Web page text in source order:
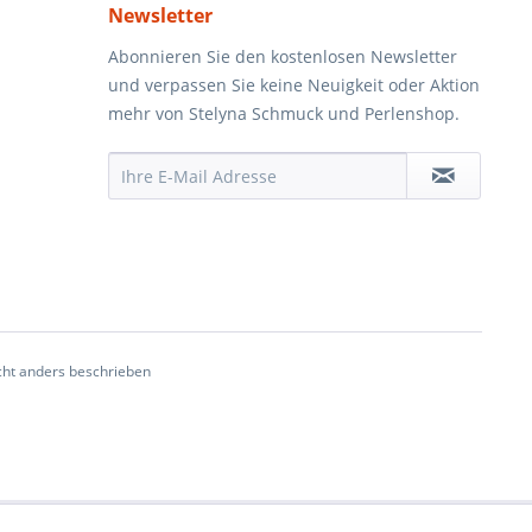
Newsletter
Abonnieren Sie den kostenlosen Newsletter
und verpassen Sie keine Neuigkeit oder Aktion
mehr von Stelyna Schmuck und Perlenshop.
anders beschrieben